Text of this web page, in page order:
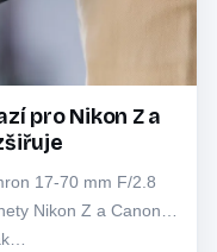
pro Nikon Z a
17-70 mm F/2.8
Nikon Z a Canon